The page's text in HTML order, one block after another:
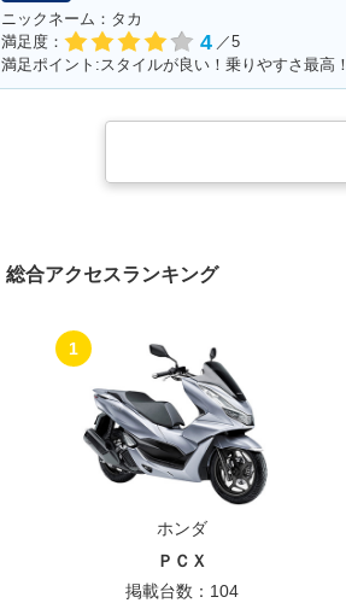
ニックネーム：タカ
満足度：
4 ／5
満足ポイント:スタイルが良い！乗りやすさ最高！
総合アクセスランキング
1
ホンダ
ＰＣＸ
掲載台数：104